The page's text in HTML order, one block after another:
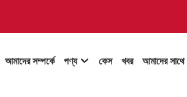
আমাদের সম্পর্কে পণ্য  কেস খবর আমাদের